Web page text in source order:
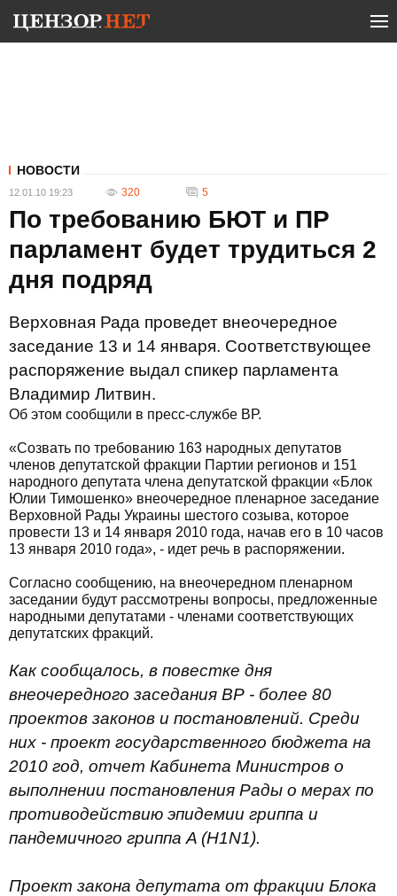
НОВОСТИ
12.01.10 19:23 320 5
По требованию БЮТ и ПР
парламент будет трудиться 2
дня подряд
Верховная Рада проведет внеочередное
заседание 13 и 14 января. Соответствующее
распоряжение выдал спикер парламента
Владимир Литвин.
Об этом сообщили в пресс-службе ВР.
«Созвать по требованию 163 народных депутатов
членов депутатской фракции Партии регионов и 151
народного депутата члена депутатской фракции «Блок
Юлии Тимошенко» внеочередное пленарное заседание
Верховной Рады Украины шестого созыва, которое
провести 13 и 14 января 2010 года, начав его в 10 часов
13 января 2010 года», - идет речь в распоряжении.
Согласно сообщению, на внеочередном пленарном
заседании будут рассмотрены вопросы, предложенные
народными депутатами - членами соответствующих
депутатских фракций.
Как сообщалось, в повестке дня
внеочередного заседания ВР - более 80
проектов законов и постановлений. Среди
них - проект государственного бюджета на
2010 год, отчет Кабинета Министров о
выполнении постановления Рады о мерах по
противодействию эпидемии гриппа и
пандемичного гриппа A (H1N1).
Проект закона депутата от фракции Блока